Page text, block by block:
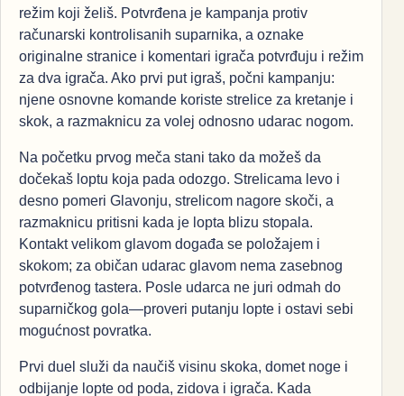
režim koji želiš. Potvrđena je kampanja protiv
računarski kontrolisanih suparnika, a oznake
originalne stranice i komentari igrača potvrđuju i režim
za dva igrača. Ako prvi put igraš, počni kampanju:
njene osnovne komande koriste strelice za kretanje i
skok, a razmaknicu za volej odnosno udarac nogom.
Na početku prvog meča stani tako da možeš da
dočekaš loptu koja pada odozgo. Strelicama levo i
desno pomeri Glavonju, strelicom nagore skoči, a
razmaknicu pritisni kada je lopta blizu stopala.
Kontakt velikom glavom događa se položajem i
skokom; za običan udarac glavom nema zasebnog
potvrđenog tastera. Posle udarca ne juri odmah do
suparničkog gola—proveri putanju lopte i ostavi sebi
mogućnost povratka.
Prvi duel služi da naučiš visinu skoka, domet noge i
odbijanje lopte od poda, zidova i igrača. Kada